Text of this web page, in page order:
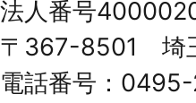
Honjo
City
法人番号
〒367-8501 埼
電話番号：0495-